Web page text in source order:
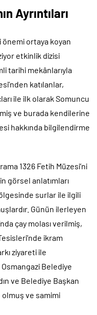
Ayrıntıları
ortaya koyan
etkinlik dizisi
tarihi mekânlarıyla
katılanlar,
ile ilk olarak Somuncu
ve burada kendilerine
hakkında bilgilendirme
1326 Fetih Müzesi’ni
görsel anlatımları
surlar ile ilgili
Günün ilerleyen
çay molası verilmiş,
ikram
ziyareti ile
Osmangazi Belediye
ve Belediye Başkan
olmuş ve samimi